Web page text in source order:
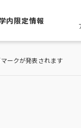
内限定情報
ークが発表されます